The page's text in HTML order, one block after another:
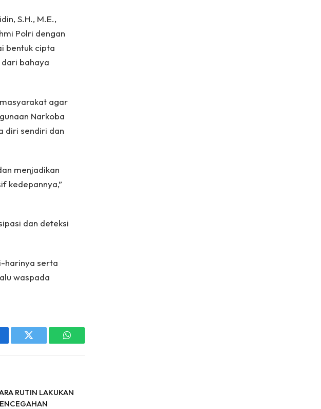
S.H., M.E.,
Polri dengan
bentuk cipta
bahaya
agar
Narkoba
diri sendiri dan
menjadikan
kedepannya,”
dan deteksi
harinya serta
waspada
Twitter WhatsApp
RUTIN LAKUKAN